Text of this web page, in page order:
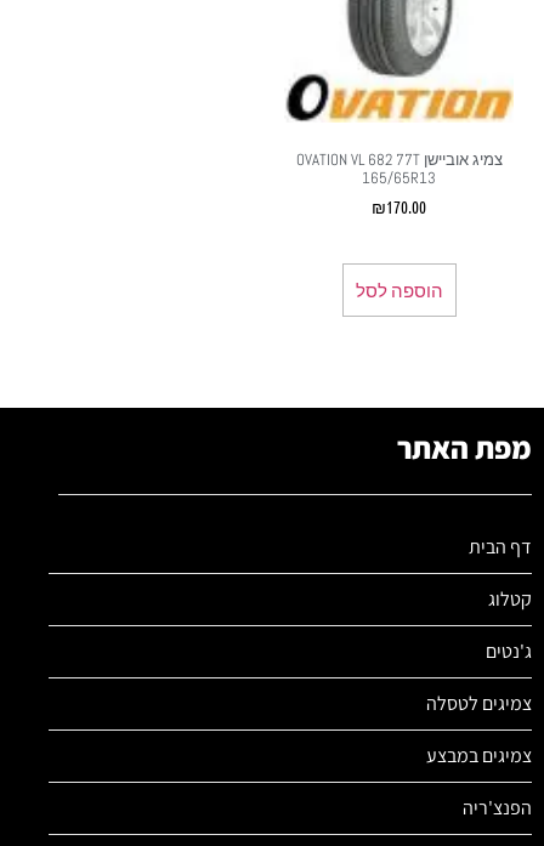
צמיג אוביישן OVATION VL 682 77T
165/65R13
₪170.00
הוספה לסל
מפת האתר
דף הבית
קטלוג
ג'נטים
צמיגים לטסלה
צמיגים במבצע
הפנצ'ריה